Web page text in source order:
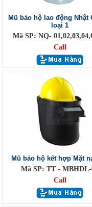
Mũ bảo hộ lao động Nhật
loại 1
Mã SP: NQ-
Call
Mũ bảo hộ kết hợp Mặt
Mã SP: TT - MBHDL-
Call